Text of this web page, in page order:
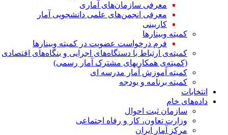
معرفی سازمان‌های آماری
معرفی انجمن‌های علمی دانشجویی آمار
کاربینی
کمیته وبینارها
فرم درخواست عضویت در کمیته وبینارها
کمیته‌ی ارتباط با دستگاه‌های اجرایی و بنگاه‌های اقتصادی
(کمیته‌ی همکاریهای مشترک آمار رسمی)
کمیته آموزش آمار مدرسه ای
کمیته برنامه و بودجه
انتخابات
داده‌های خام
سازمان ثبت احوال
وزارت تعاون، کار و رفاه اجتماعی
مرکز آمار ایران